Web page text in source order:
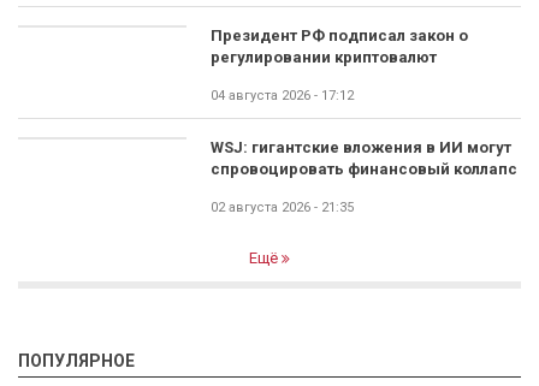
Президент РФ подписал закон о
регулировании криптовалют
04 августа 2026 - 17:12
WSJ: гигантские вложения в ИИ могут
спровоцировать финансовый коллапс
02 августа 2026 - 21:35
Ещё
ПОПУЛЯРНОЕ